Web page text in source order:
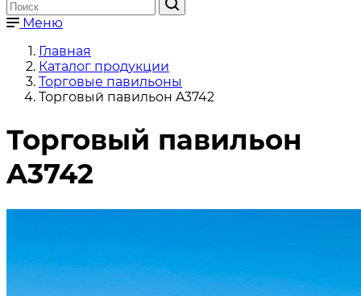
Меню
Главная
Каталог продукции
Торговые павильоны
Торговый павильон A3742
Торговый павильон
A3742